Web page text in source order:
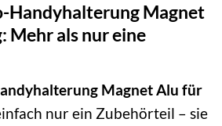
Handyhalterung Magnet
Mehr als nur eine
Magnet Alu für
nur ein Zubehörteil – sie